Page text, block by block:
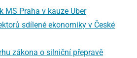
MS Praha v kauze Uber
sdílené ekonomiky v České
zákona o silniční přepravě